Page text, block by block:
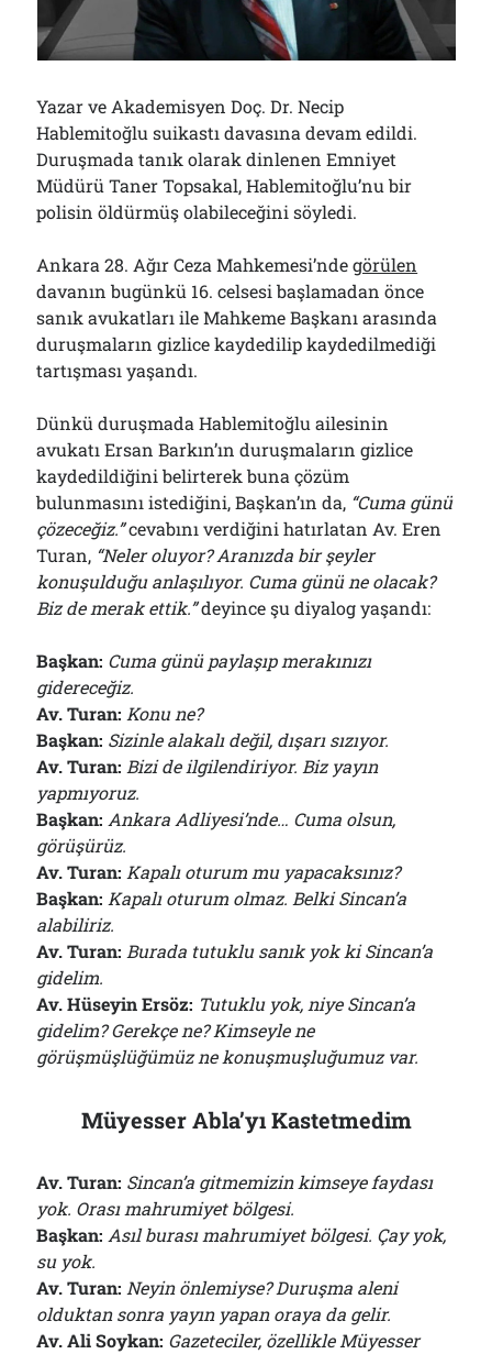
01/08/2026
Arşivler
Arşivler
Yazar ve Akademisyen Doç. Dr. Necip
Hablemitoğlu suikastı davasına devam edildi.
Duruşmada tanık olarak dinlenen Emniyet
Müdürü Taner Topsakal, Hablemitoğlu’nu bir
polisin öldürmüş olabileceğini söyledi.
Ankara 28. Ağır Ceza Mahkemesi’ndegörülen
davanın bugünkü 16. celsesi başlamadan önce
sanık avukatları ile Mahkeme Başkanı arasında
duruşmaların gizlice kaydedilip kaydedilmediği
tartışması yaşandı.
Dünkü duruşmada Hablemitoğlu ailesinin
avukatı Ersan Barkın’ın duruşmaların gizlice
kaydedildiğini belirterek buna çözüm
bulunmasını istediğini, Başkan’ın da, “Cuma günü
çözeceğiz.”cevabını verdiğini hatırlatan Av. Eren
Turan, “Neler oluyor? Aranızda bir şeyler
konuşulduğu anlaşılıyor. Cuma günü ne olacak?
Biz de merak ettik.”deyince şu diyalog yaşandı:
Başkan: Cuma günü paylaşıp merakınızı
gidereceğiz.
Av. Turan: Konu ne?
Başkan: Sizinle alakalı değil, dışarı sızıyor.
Av. Turan: Bizi de ilgilendiriyor. Biz yayın
yapmıyoruz.
Başkan: Ankara Adliyesi’nde… Cuma olsun,
görüşürüz.
Av. Turan: Kapalı oturum mu yapacaksınız?
Başkan: Kapalı oturum olmaz. Belki Sincan’a
alabiliriz.
Av. Turan: Burada tutuklu sanık yok ki Sincan’a
gidelim.
Av. Hüseyin Ersöz: Tutuklu yok, niye Sincan’a
gidelim? Gerekçe ne? Kimseyle ne
görüşmüşlüğümüz ne konuşmuşluğumuz var.
Müyesser Abla’yı Kastetmedim
Av. Turan: Sincan’a gitmemizin kimseye faydası
yok. Orası mahrumiyet bölgesi.
Başkan: Asıl burası mahrumiyet bölgesi. Çay yok,
su yok.
Av. Turan: Neyin önlemiyse? Duruşma aleni
olduktan sonra yayın yapan oraya da gelir.
Av. Ali Soykan: Gazeteciler, özellikle Müyesser